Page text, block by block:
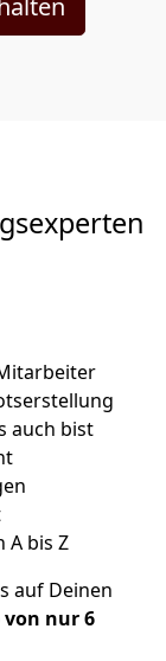
auch bist
A bis Z
auf Deinen
nur 6